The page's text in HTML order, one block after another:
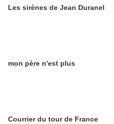
Les sirènes de Jean Duranel
mon père n'est plus
Courrier du tour de France